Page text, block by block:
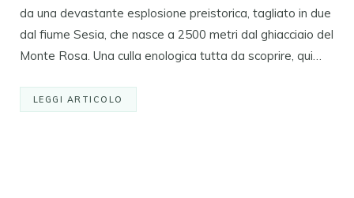
da una devastante esplosione preistorica, tagliato in due
dal fiume Sesia, che nasce a 2500 metri dal ghiacciaio del
Monte Rosa. Una culla enologica tutta da scoprire, qui…
LEGGI ARTICOLO